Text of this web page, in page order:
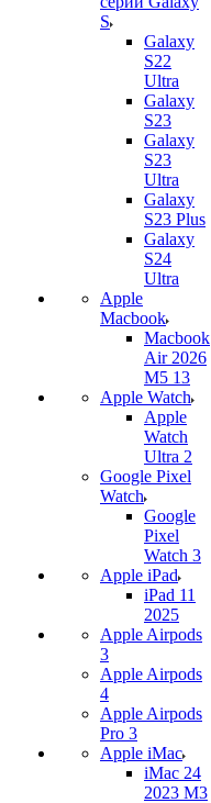
S
Galaxy
S22
Ultra
Galaxy
S23
Galaxy
S23
Ultra
Galaxy
S23 Plus
Galaxy
S24
Ultra
Apple
Macbook
Macbook
Air 2026
M5 13
Apple Watch
Apple
Watch
Ultra 2
Google Pixel
Watch
Google
Pixel
Watch 3
Apple iPad
iPad 11
2025
Apple Airpods
3
Apple Airpods
4
Apple Airpods
Pro 3
Apple iMac
iMac 24
2023 M3